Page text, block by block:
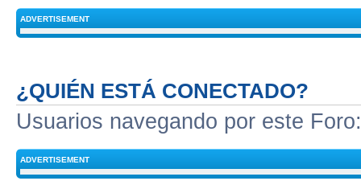
ADVERTISEMENT
¿QUIÉN ESTÁ CONECTADO?
Usuarios navegando por este
ADVERTISEMENT